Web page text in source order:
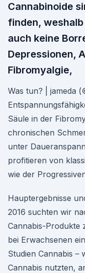
Cannabinoide
finden,
auch keine
Depressionen,
Fibromyalgie,
Was tun? | jameda
Säule in der
chronischen
unter
profitieren von
wie der
Hauptergebnisse
2016 suchten wir
Cannabis-Produkte
bei Erwachsenen
Studien Cannabis –
Cannabis nutzten,